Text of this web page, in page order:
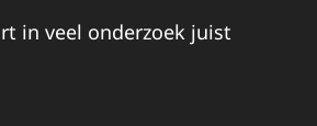
in veel onderzoek juist